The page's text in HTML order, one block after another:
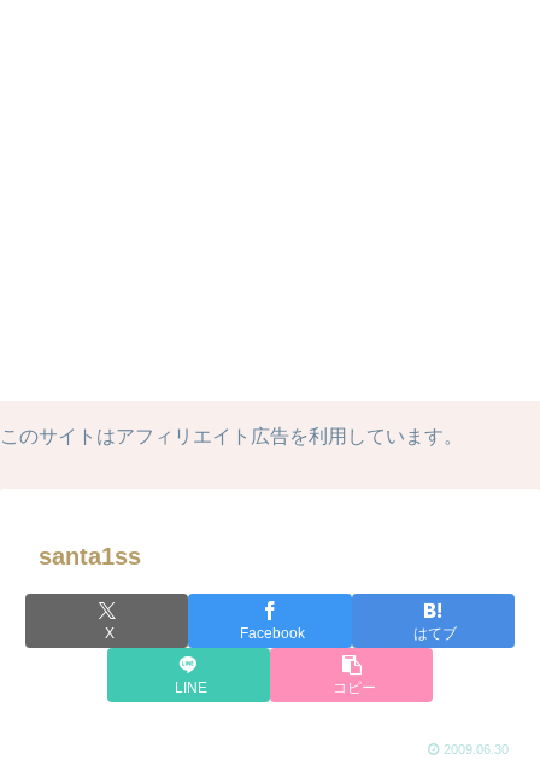
このサイトはアフィリエイト広告を利用しています。
santa1ss
X Facebook はてブ
LINE コピー
2009.06.30